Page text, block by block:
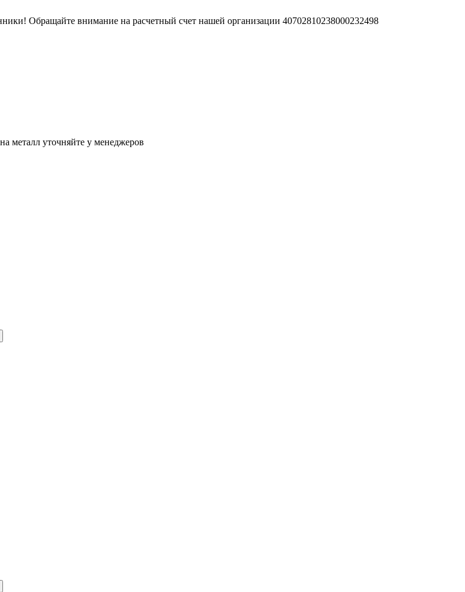
Обращайте внимание на расчетный счет нашей организации 40702810238000232498
металл уточняйте у менеджеров